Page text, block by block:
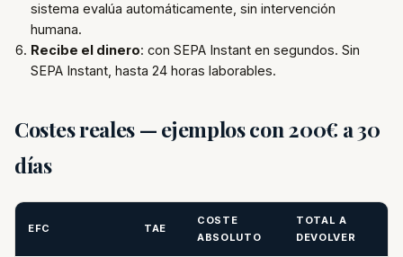
sistema evalúa automáticamente, sin intervención
humana.
Recibe el dinero: con SEPA Instant en segundos. Sin
SEPA Instant, hasta 24 horas laborables.
Costes reales — ejemplos con 200€ a 30
días
EFC TAE
COSTE
ABSOLUTO
TOTAL A
DEVOLVER